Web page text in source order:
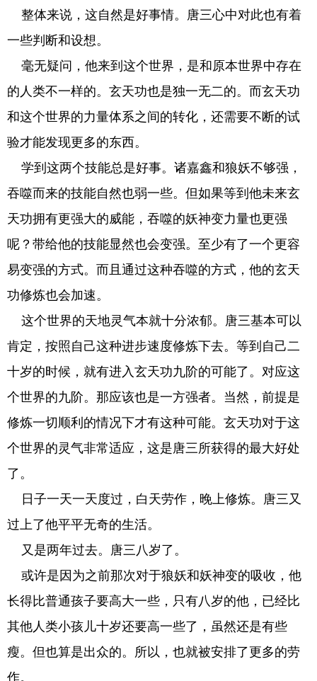
整体来说，这自然是好事情。唐三心中对此也有着
一些判断和设想。
毫无疑问，他来到这个世界，是和原本世界中存在
的人类不一样的。玄天功也是独一无二的。而玄天功
和这个世界的力量体系之间的转化，还需要不断的试
验才能发现更多的东西。
学到这两个技能总是好事。诸嘉鑫和狼妖不够强，
吞噬而来的技能自然也弱一些。但如果等到他未来玄
天功拥有更强大的威能，吞噬的妖神变力量也更强
呢？带给他的技能显然也会变强。至少有了一个更容
易变强的方式。而且通过这种吞噬的方式，他的玄天
功修炼也会加速。
这个世界的天地灵气本就十分浓郁。唐三基本可以
肯定，按照自己这种进步速度修炼下去。等到自己二
十岁的时候，就有进入玄天功九阶的可能了。对应这
个世界的九阶。那应该也是一方强者。当然，前提是
修炼一切顺利的情况下才有这种可能。玄天功对于这
个世界的灵气非常适应，这是唐三所获得的最大好处
了。
日子一天一天度过，白天劳作，晚上修炼。唐三又
过上了他平平无奇的生活。
又是两年过去。唐三八岁了。
或许是因为之前那次对于狼妖和妖神变的吸收，他
长得比普通孩子要高大一些，只有八岁的他，已经比
其他人类小孩儿十岁还要高一些了，虽然还是有些
瘦。但也算是出众的。所以，也就被安排了更多的劳
作。